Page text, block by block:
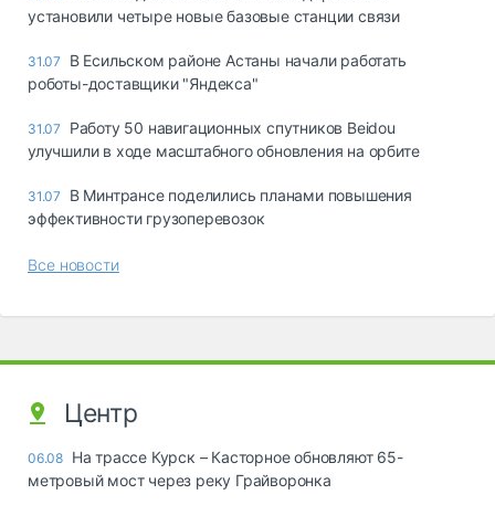
установили четыре новые базовые станции связи
31.07
В Есильском районе Астаны начали работать
роботы-доставщики "Яндекса"
31.07
Работу 50 навигационных спутников Beidou
улучшили в ходе масштабного обновления на орбите
31.07
В Минтрансе поделились планами повышения
эффективности грузоперевозок
Все новости
Центр
06.08 На трассе Курск – Касторное обновляют 65-
метровый мост через реку Грайворонка